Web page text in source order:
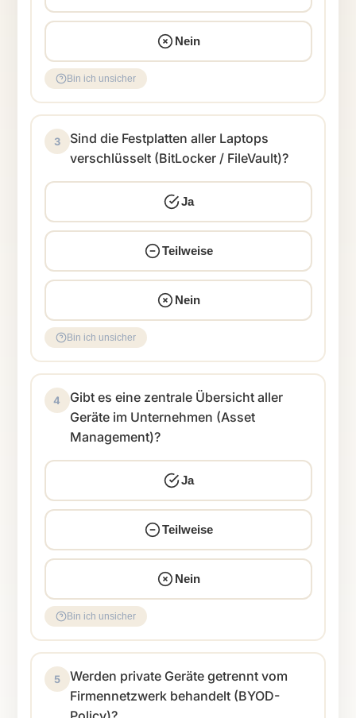
Nein
Bin ich unsicher
3
Sind die Festplatten aller Laptops
verschlüsselt (BitLocker / FileVault)?
Ja
Teilweise
Nein
Bin ich unsicher
4
Gibt es eine zentrale Übersicht aller
Geräte im Unternehmen (Asset
Management)?
Ja
Teilweise
Nein
Bin ich unsicher
5
Werden private Geräte getrennt vom
Firmennetzwerk behandelt (BYOD-